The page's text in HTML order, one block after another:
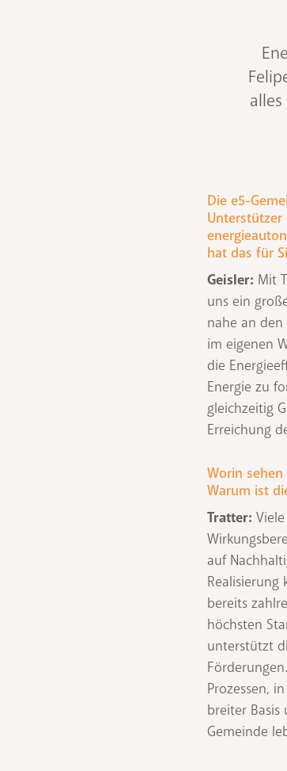
Die e5-
Unterstützer
hat das für
Geisler: Mit
uns ein
nahe an
im eigenen
die
Energie zu
gleichzeitig
Erreichung
Worin sehen
Warum ist
Tratter:
auf
Realisierung
bereits
höchsten
unterstützt
Prozessen,
breiter
Gemeinde